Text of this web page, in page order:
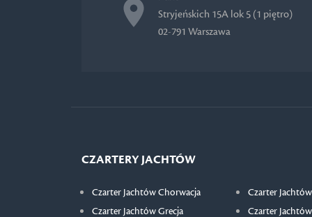
Stryjeńskich 15A lok 5 (1 piętro)
02-791 Warszawa
CZARTERY JACHTÓW
Czarter Jachtów Chorwacja
Czarter Jachtów Grecja
Czarter
Czarter